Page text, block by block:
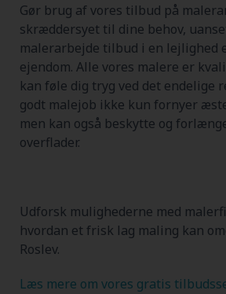
Gør brug af vores tilbud på
skræddersyet til dine behov,
malerarbejde tilbud i en lejlighed
ejendom. Alle vores malere er
kan føle dig tryg ved det endelige
godt malejob ikke kun fornyer
men kan også beskytte og
overflader.
Udforsk mulighederne med
hvordan et frisk lag maling kan
Roslev.
Læs mere om vores gratis